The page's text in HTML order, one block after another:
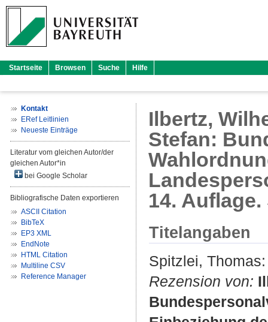
Startseite Browsen Suche Hilfe
Kontakt
ERef Leitlinien
Neueste Einträge
Literatur vom gleichen Autor/der
gleichen Autor*in
bei Google Scholar
Bibliografische Daten exportieren
ASCII Citation
BibTeX
EP3 XML
EndNote
HTML Citation
Multiline CSV
Reference Manager
Ilbertz,
Stefan:
14.
Titelangaben
Spitzlei, Thomas:
Rezension von: